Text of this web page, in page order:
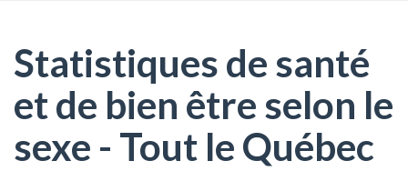
santé
Statistiques de santé
et de bien être selon le
sexe - Tout le Québec